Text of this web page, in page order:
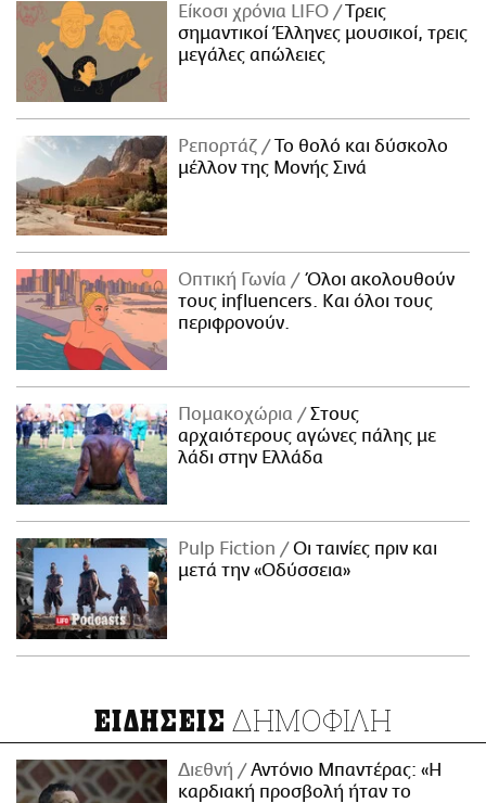
Είκοσι χρόνια LIFO
Tρεις
σημαντικοί Έλληνες μουσικοί, τρεις
μεγάλες απώλειες
Ρεπορτάζ
Το θολό και δύσκολο
μέλλον της Μονής Σινά
Οπτική Γωνία
Όλοι ακολουθούν
τους influencers. Και όλοι τους
περιφρονούν.
Πομακοχώρια
Στους
αρχαιότερους αγώνες πάλης με
λάδι στην Ελλάδα
Pulp Fiction
Οι ταινίες πριν και
μετά την «Οδύσσεια»
ΕΙΔΗΣΕΙΣ ΔΗΜΟΦΙΛΗ
Διεθνή
Αντόνιο Μπαντέρας: «Η
καρδιακή προσβολή ήταν το